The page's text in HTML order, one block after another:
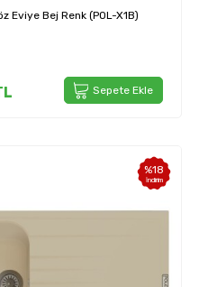
Eviye Bej Renk (POL-X1B)
Sepete Ekle
%18
İndirim